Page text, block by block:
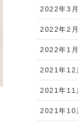
2022年3月
2022年2月
2022年1月
2021年12
2021年11
2021年10